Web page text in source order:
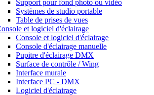
Support pour fond photo ou vidéo
Systèmes de studio portable
Table de prises de vues
et logiciel d'éclairage
Console et logiciel d'éclairage
Console d'éclairage manuelle
Pupitre d'éclairage DMX
Surface de contrôle / Wing
Interface murale
Interface PC - DMX
Logiciel d'éclairage